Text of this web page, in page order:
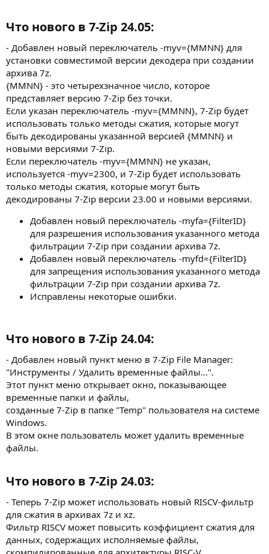
Что нового в 7-Zip 24.05:​
- Добавлен новый переключатель -myv={MMNN} для
установки совместимой версии декодера при создании
архива 7z.
{MMNN} - это четырехзначное число, которое
представляет версию 7-Zip без точки.
Если указан переключатель -myv={MMNN}, 7-Zip будет
использовать только методы сжатия, которые могут
быть декодированы указанной версией {MMNN} и
новыми версиями 7-Zip.
Если переключатель -myv={MMNN} не указан,
используется -myv=2300, и 7-Zip будет использовать
только методы сжатия, которые могут быть
декодированы 7-Zip версии 23.00 и новыми версиями.
Добавлен новый переключатель -myfa={FilterID}
для разрешения использования указанного метода
фильтрации 7-Zip при создании архива 7z.
Добавлен новый переключатель -myfd={FilterID}
для запрещения использования указанного метода
фильтрации 7-Zip при создании архива 7z.
Исправлены некоторые ошибки.
Что нового в 7-Zip 24.04:​
- Добавлен новый пункт меню в 7-Zip File Manager:
"Инструменты / Удалить временные файлы...".
Этот пункт меню открывает окно, показывающее
временные папки и файлы,
созданные 7-Zip в папке "Temp" пользователя на системе
Windows.
В этом окне пользователь может удалить временные
файлы.
Что нового в 7-Zip 24.03:​
- Теперь 7-Zip может использовать новый RISCV-фильтр
для сжатия в архивах 7z и xz.
Фильтр RISCV может повысить коэффициент сжатия для
данных, содержащих исполняемые файлы,